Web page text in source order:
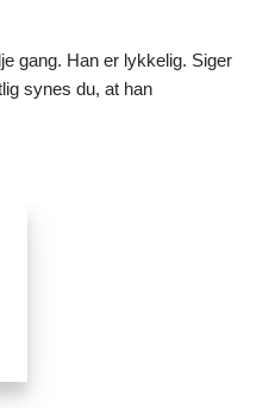
gang. Han er lykkelig. Siger
synes du, at han